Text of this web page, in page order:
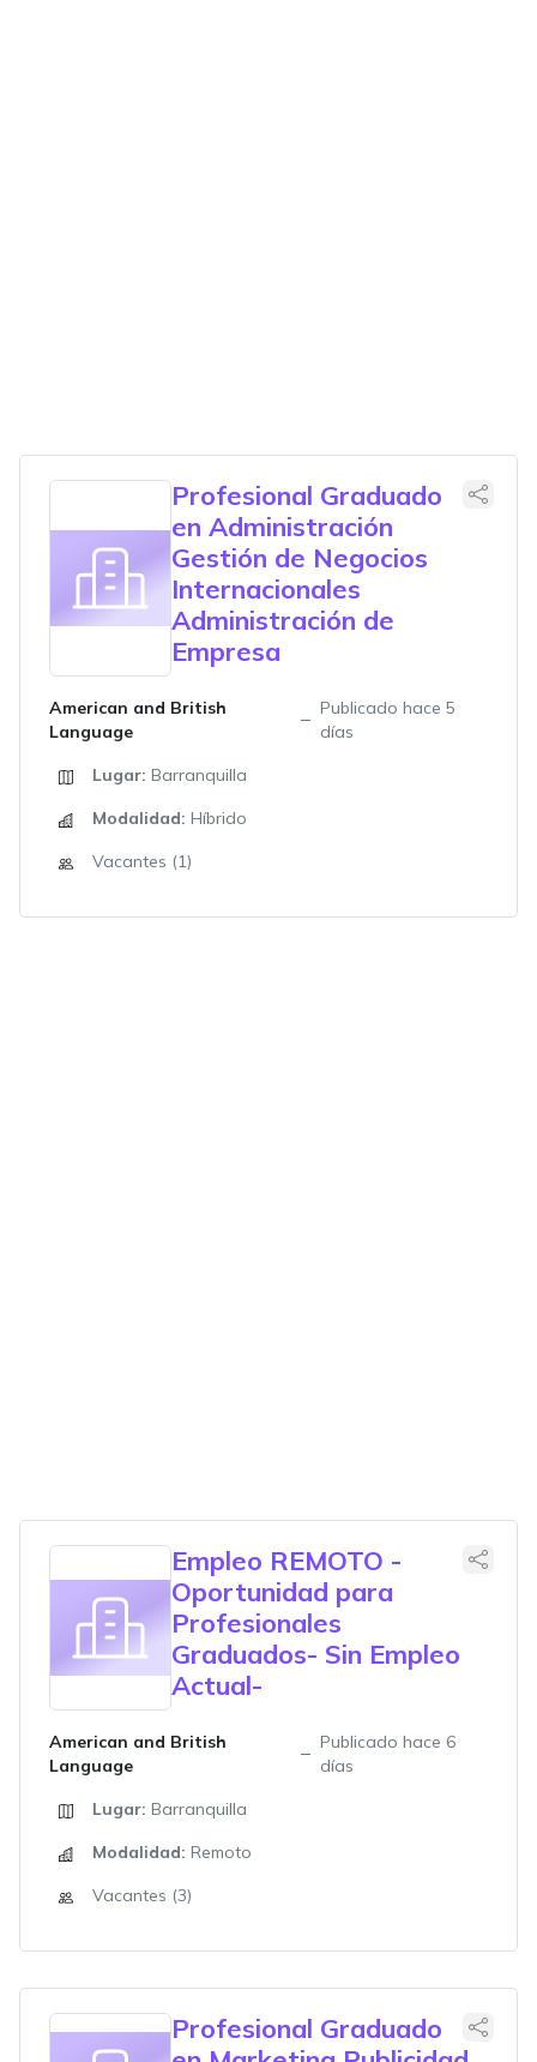
Profesional Graduado
en Administración
Gestión de Negocios
Internacionales
Administración de
Empresa
American and British
Language
Publicado hace 5
días
Lugar: Barranquilla
Modalidad: Híbrido
Vacantes (1)
Empleo REMOTO -
Oportunidad para
Profesionales
Graduados- Sin Empleo
Actual-
American and British
Language
Publicado hace 6
días
Lugar: Barranquilla
Modalidad: Remoto
Vacantes (3)
Profesional Graduado